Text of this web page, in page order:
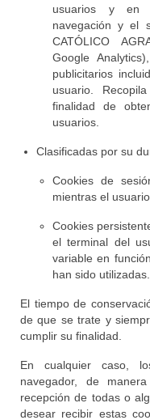
usuarios y en
navegación y el
CATÓLICO
Google
publicitarios
usuario.
finalidad de
usuarios.
Clasificadas por su
Cookies de
mientras el
Cookies
el terminal del
variable en
han sido utilizadas.
El tiempo de
de que se trate y
cumplir su finalidad.
En cualquier caso,
navegador, de
recepción de todas o
desear recibir estas